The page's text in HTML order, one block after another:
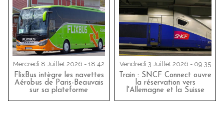
Mercredi 8 Juillet 2026 - 18:42
FlixBus intègre les navettes
Aérobus de Paris-Beauvais
sur sa plateforme
Vendredi 3 Juillet 2026 - 09:35
Train : SNCF Connect ouvre
la réservation vers
l'Allemagne et la Suisse